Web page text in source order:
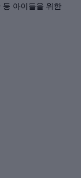
등 아이들을 위한